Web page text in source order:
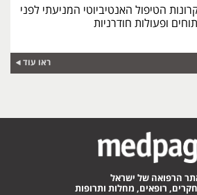
הטיפול האנטיביוטי המניעתי לפני
ופעולות חודרניות
ראו עוד
הרפואה של ישראל
רופאים, מחלות ותרופות